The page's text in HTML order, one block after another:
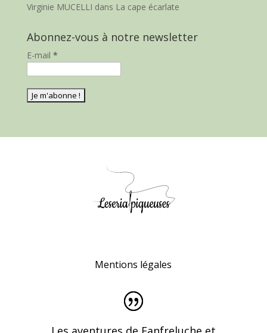
Virginie MUCELLI dans La cape écarlate
Abonnez-vous à notre newsletter
E-mail *
Mentions légales